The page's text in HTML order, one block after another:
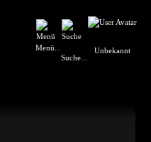
Menü...
Suche...
Unbekannt